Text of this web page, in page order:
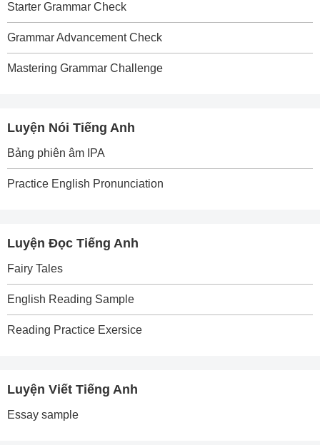
Starter Grammar Check
Grammar Advancement Check
Mastering Grammar Challenge
Luyện Nói Tiếng Anh
Bảng phiên âm IPA
Practice English Pronunciation
Luyện Đọc Tiếng Anh
Fairy Tales
English Reading Sample
Reading Practice Exersice
Luyện Viết Tiếng Anh
Essay sample